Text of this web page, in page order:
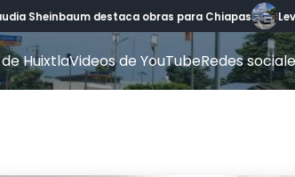
Sheinbaum destaca obras para Chiapas
HuixtlaVideos de YouTubeRedes